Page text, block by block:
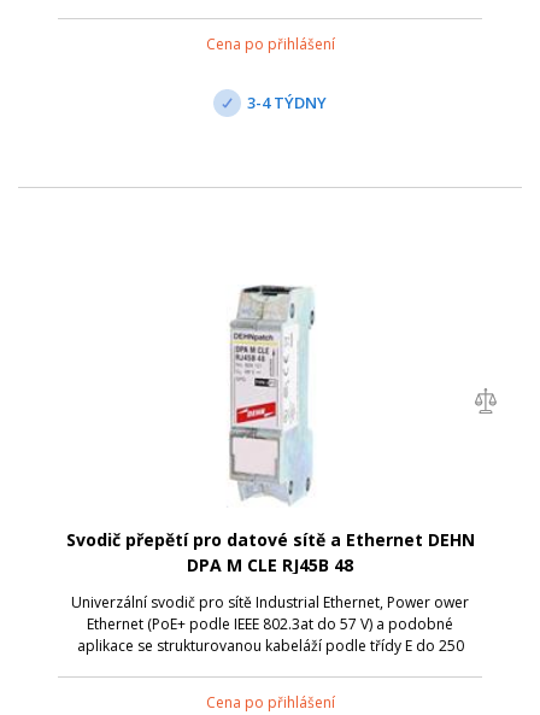
Cena po přihlášení
3-4 TÝDNY
Svodič přepětí pro datové sítě a Ethernet DEHN
DPA M CLE RJ45B 48
Univerzální svodič pro sítě Industrial Ethernet, Power ower
Ethernet (PoE+ podle IEEE 802.3at do 57 V) a podobné
aplikace se strukturovanou kabeláží podle třídy E do 250
Cena po přihlášení